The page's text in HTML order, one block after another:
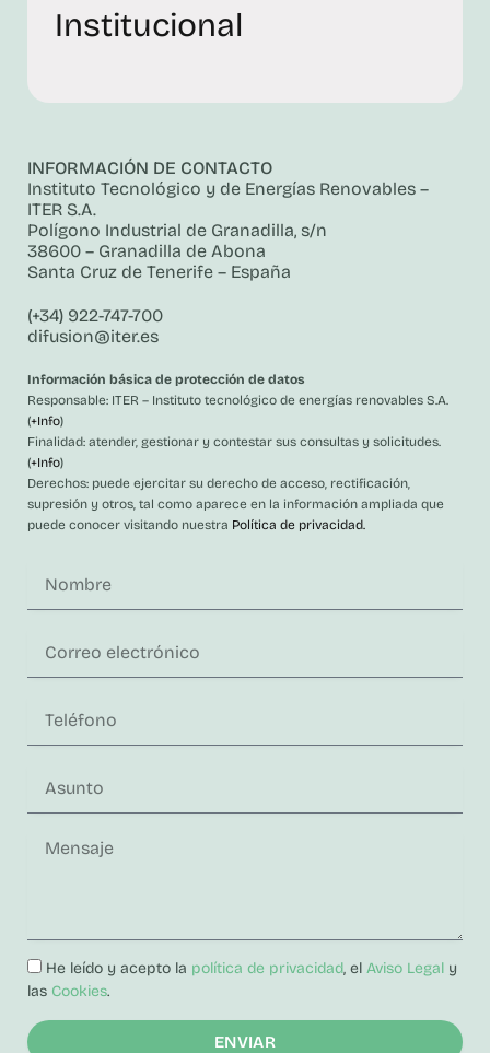
Institucional
INFORMACIÓN DE CONTACTO
Instituto Tecnológico y de Energías Renovables –
ITER S.A.
Polígono Industrial de Granadilla, s/n
38600 – Granadilla de Abona
Santa Cruz de Tenerife – España
(+34) 922-747-700
difusion@iter.es
Información básica de protección de datos
Responsable: ITER – Instituto tecnológico de energías renovables S.A.
(+Info)
Finalidad: atender, gestionar y contestar sus consultas y solicitudes.
(+Info)
Derechos: puede ejercitar su derecho de acceso, rectificación,
supresión y otros, tal como aparece en la información ampliada que
puede conocer visitando nuestra Política de privacidad.
He leído y acepto la política de privacidad, el Aviso Legal y
las Cookies.
ENVIAR